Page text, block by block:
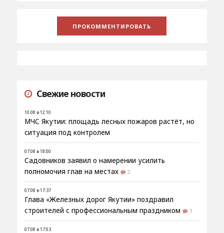
Свежие новости
10.08 в 12:10
МЧС Якутии: площадь лесных пожаров растёт, но
ситуация под контролем
07.08 в 18:00
Садовников заявил о намерении усилить
полномочия глав на местах
2
07.08 в 17:37
Глава «Железных дорог Якутии» поздравил
строителей с профессиональным праздником
1
07.08 в 17:03